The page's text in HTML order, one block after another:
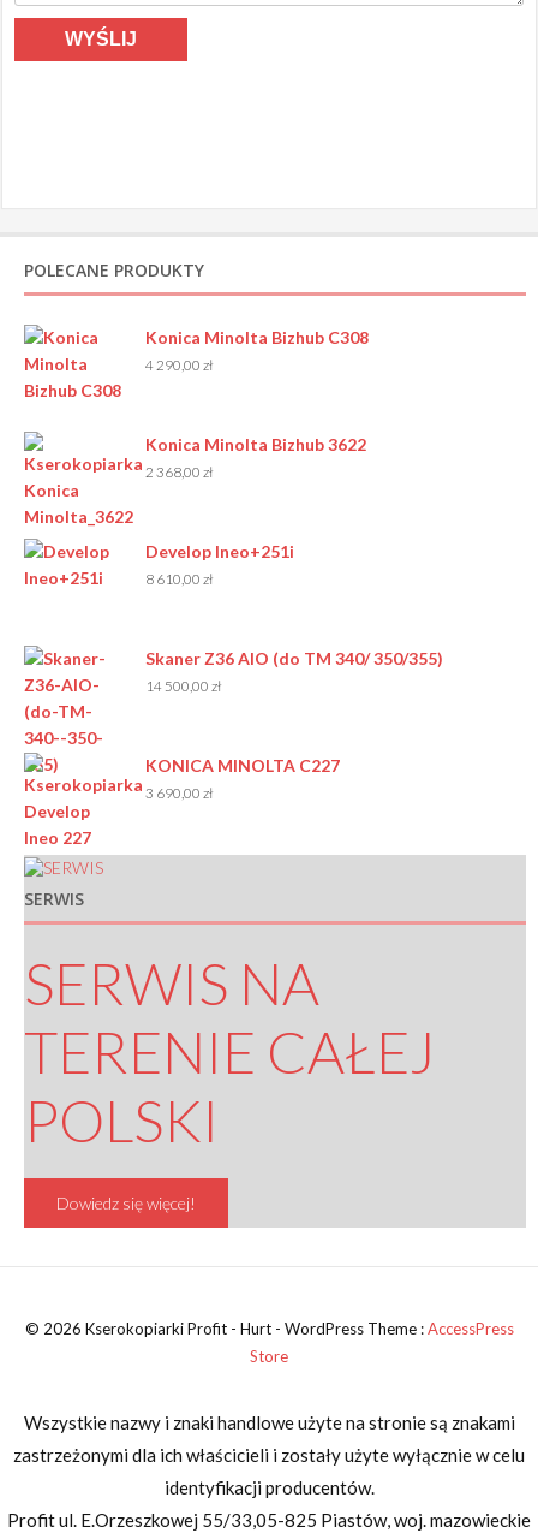
POLECANE PRODUKTY
Konica Minolta Bizhub C308
4 290,00 zł
Konica Minolta Bizhub 3622
2 368,00 zł
Develop Ineo+251i
8 610,00 zł
Skaner Z36 AIO (do TM 340/ 350/355)
14 500,00 zł
KONICA MINOLTA C227
3 690,00 zł
SERWIS
SERWIS NA
TERENIE CAŁEJ
POLSKI
Dowiedz się więcej!
© 2026 Kserokopiarki Profit - Hurt - WordPress Theme :AccessPress
Store
Wszystkie nazwy i znaki handlowe użyte na stronie są znakami
zastrzeżonymi dla ich właścicieli i zostały użyte wyłącznie w celu
identyfikacji producentów.
Profitul. E.Orzeszkowej 55/33,05-825 Piastów,woj. mazowieckie